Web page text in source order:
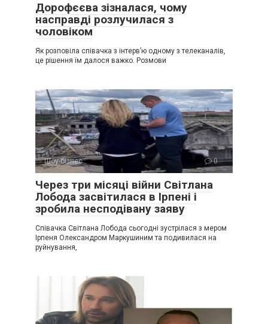
Дорофєєва зізналася, чому
насправді розлучилася з
чоловіком
Як розповіла співачка з інтерв’ю одному з телеканалів,
це рішення їм далося важко. Розмови
Шоу-бізнес 0
Через три місяці війни Світлана
Лобода засвітилася в Ірпені і
зробила несподівану заяву
Співачка Світлана Лобода сьогодні зустрілася з мером
Ірпеня Олександром Маркушиним та подивилася на
руйнування,